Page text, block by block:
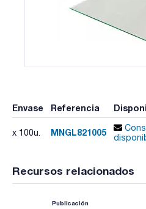
Envase Referencia
x 100u. MNGL821005
Recursos relacionados
Publicación